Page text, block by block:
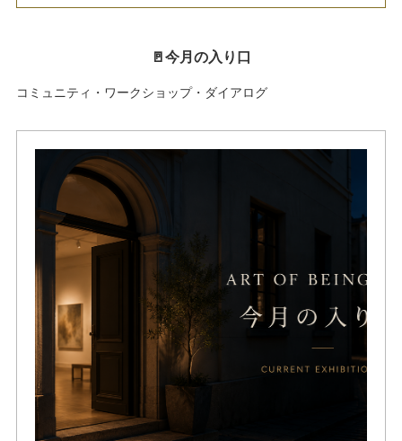
🚪今月の入り口
コミュニティ・ワークショップ・ダイアログ